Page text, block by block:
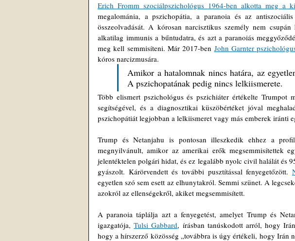
Erich Fromm szociálpszichológus 1964-ben alkotta meg a
megalománia, a pszichopátia, a paranoia és az
összeolvadását. A kórosan narcisztikus személy nem
alkatilag immunis a bűntudatra, és azt a paranoiás
meg kell semmisíteni. Már 2017-ben John Garnter
kóros narcizmusára.
Amikor a hatalomnak nincs határa, az
A pszichopatának pedig nincs lelkiismerete.
Több elismert pszichológus és pszichiáter értékelte Trumpot
segítségével, és a diagnosztikai küszöbértéket jóval
pszichopátiát legjobban a lelkiismeret vagy más emberek iránti
Trump és Netanjahu is pontosan illeszkedik ehhez a
megnyilvánult, amikor az amerikai erők megsemmisítettek
jelentéktelen polgári hidat, és ez legalább nyolc civil halálát és
gyászolt. Kárörvendett és további pusztítással fenyegetőzött.
egyetlen szó sem esett az elhunytakról. Semmi szünet. A
azokról az ellenségekről, akiket megsemmisített.
A paranoia táplálja azt a fenyegetést, amelyet Trump és
igazgatója, Tulsi Gabbard, írásban tanúskodott arról, hogy
hogy a hírszerző közösség „továbbra is úgy értékeli, hogy Irán